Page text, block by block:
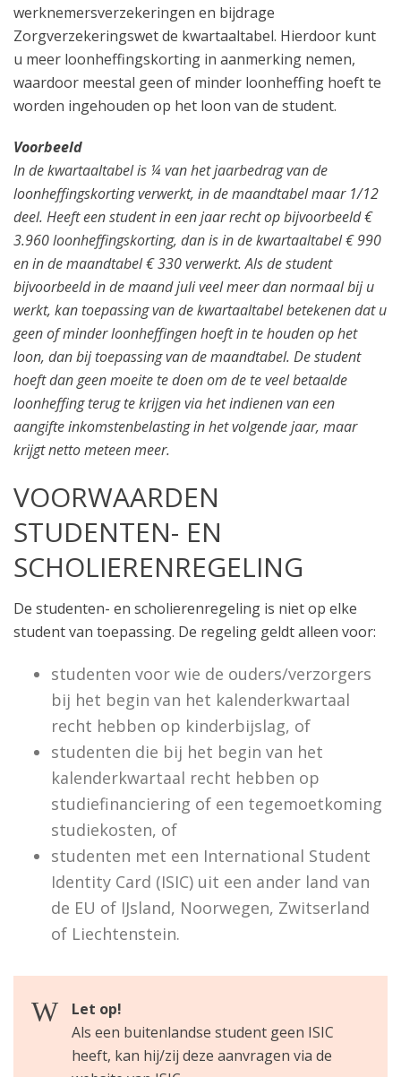
werknemersverzekeringen en bijdrage
Zorgverzekeringswet de kwartaaltabel. Hierdoor kunt
u meer loonheffingskorting in aanmerking nemen,
waardoor meestal geen of minder loonheffing hoeft te
worden ingehouden op het loon van de student.
Voorbeeld
In de kwartaaltabel is ¼ van het jaarbedrag van de
loonheffingskorting verwerkt, in de maandtabel maar 1/12
deel. Heeft een student in een jaar recht op bijvoorbeeld €
3.960 loonheffingskorting, dan is in de kwartaaltabel € 990
en in de maandtabel € 330 verwerkt. Als de student
bijvoorbeeld in de maand juli veel meer dan normaal bij u
werkt, kan toepassing van de kwartaaltabel betekenen dat u
geen of minder loonheffingen hoeft in te houden op het
loon, dan bij toepassing van de maandtabel. De student
hoeft dan geen moeite te doen om de te veel betaalde
loonheffing terug te krijgen via het indienen van een
aangifte inkomstenbelasting in het volgende jaar, maar
krijgt netto meteen meer.
VOORWAARDEN
STUDENTEN- EN
SCHOLIERENREGELING
De studenten- en scholierenregeling is niet op elke
student van toepassing. De regeling geldt alleen voor:
studenten voor wie de ouders/verzorgers
bij het begin van het kalenderkwartaal
recht hebben op kinderbijslag, of
studenten die bij het begin van het
kalenderkwartaal recht hebben op
studiefinanciering of een tegemoetkoming
studiekosten, of
studenten met een International Student
Identity Card (ISIC) uit een ander land van
de EU of IJsland, Noorwegen, Zwitserland
of Liechtenstein.
Let op!
Als een buitenlandse student geen ISIC
heeft, kan hij/zij deze aanvragen via de